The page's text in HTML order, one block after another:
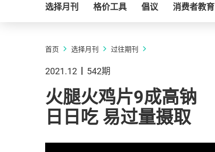
选择月刊 格价工具 倡议 消费者教育
首页 选择月刊 过往期刊
2021.12 542期
火腿火鸡片9成高钠
日日吃 易过量摄取